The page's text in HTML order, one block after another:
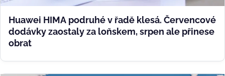
Huawei HIMA podruhé v řadě klesá. Červencové
dodávky zaostaly za loňskem, srpen ale přinese
obrat